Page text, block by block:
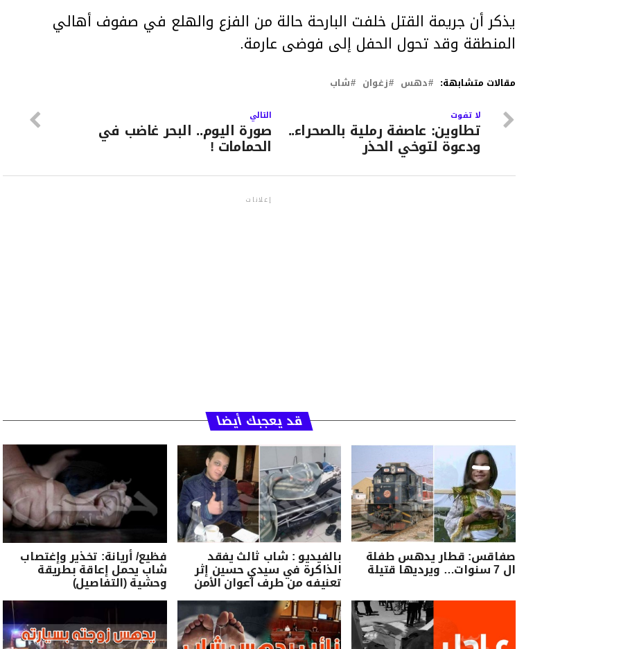
يذكر أن جريمة القتل خلفت البارحة حالة من الفزع والهلع في صفوف أهالي
المنطقة وقد تحول الحفل إلى فوضى عارمة.
مقالات متشابهة: دهس زغوان شاب
التالي
صورة اليوم.. البحر غاضب في
الحمامات !
لا تفوت
تطاوين: عاصفة رملية بالصحراء..
ودعوة لتوخي الحذر
إعلانات
قد يعجبك أيضا
صفاقس: قطار يدهس طفلة
ال 7 سنوات… ويرديها قتيلة
بالفيديو : شاب ثالث يفقد
الذاكرة في سيدي حسين إثر
تعنيفه من طرف أعوان الأمن
فظيع/ أريانة: تخذير وإغتصاب
شاب يحمل إعاقة بطريقة
وحشية (التفاصيل)